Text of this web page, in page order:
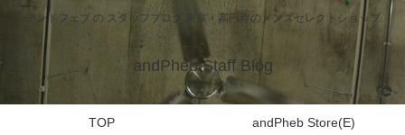
アンドフェブ の スタッフブログ 東京・高円寺のメンズセレクトショップ
andPheb Staff Blog
TOP andPheb Store(E)